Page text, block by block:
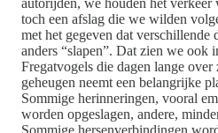
toch een afslag die we wilden
met het gegeven dat verschillende
anders “slapen”. Dat zien we ook
Fregatvogels die dagen lange
geheugen neemt een belangrijke
Sommige herinneringen, vooral
worden opgeslagen, andere,
Sommige hersenverbindingen